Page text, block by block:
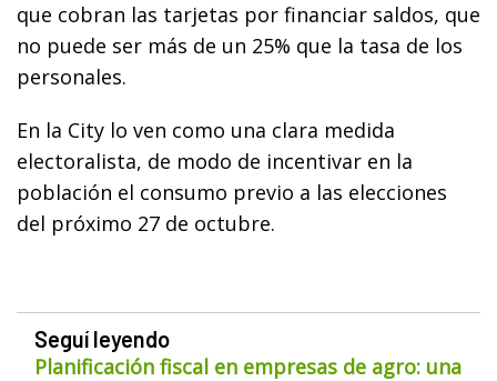
que cobran las tarjetas por financiar saldos, que
no puede ser más de un 25% que la tasa de los
personales.
En la City lo ven como una clara medida
electoralista, de modo de incentivar en la
población el consumo previo a las elecciones
del próximo 27 de octubre.
Seguí leyendo
Planificación fiscal en empresas de agro: una